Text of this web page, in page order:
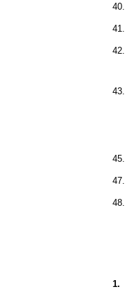
40.
41.
42.
43.
45.
47.
48.
1.